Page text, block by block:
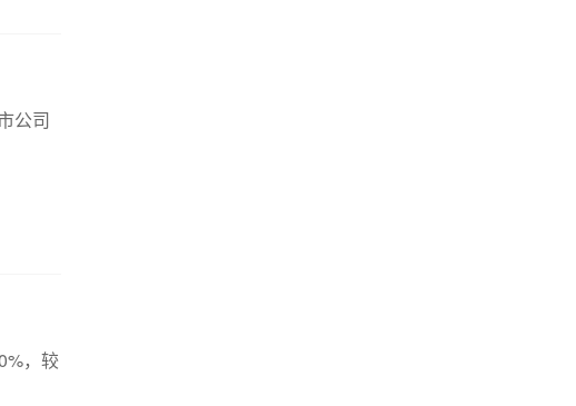
公司
，较